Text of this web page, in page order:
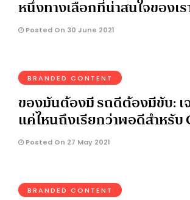
หนึ่งทางเลือกที่น่าสนใจของเ
Posted On 30 June 2021
BRANDED CONTENT
ของมันต้องมี รถดีต้องมีขับ: เ
แค่ไหนถึงเรียกว่าพอดีสำหรับ
Posted On 27 May 2021
BRANDED CONTENT